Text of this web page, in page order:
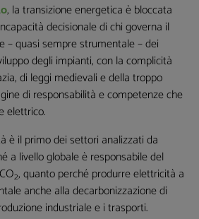
, la transizione energetica è bloccata
decisionale di chi governa il
– quasi sempre strumentale – dei
degli impianti, con la complicità
di leggi medievali e della troppo
di responsabilità e competenze che
elettrico.
è il primo dei settori analizzati da
a livello globale è responsabile del
2, quanto perché produrre elettricità a
anche alla decarbonizzazione di
industriale e i trasporti.
Leggi la nostra Informativa sulla
maggiori informazioni.